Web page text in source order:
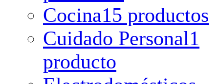
Cocina15 productos
Cuidado Personal1
producto